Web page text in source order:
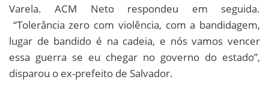
Varela. ACM Neto respondeu em seguida.
“Tolerância zero com violência, com a bandidagem,
lugar de bandido é na cadeia, e nós vamos vencer
essa guerra se eu chegar no governo do estado”,
disparou o ex-prefeito de Salvador.